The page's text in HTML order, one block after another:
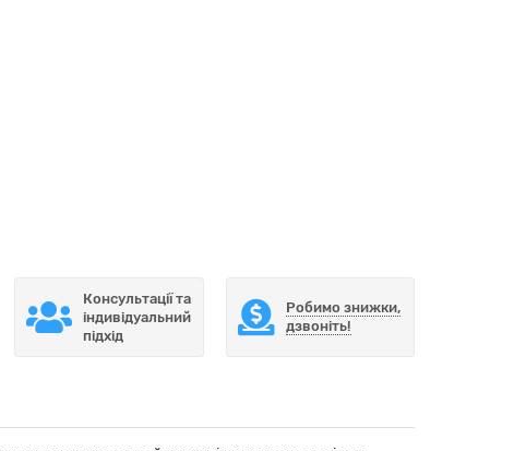
Консультації та
індивідуальний
підхід
Робимо знижки,
дзвоніть!